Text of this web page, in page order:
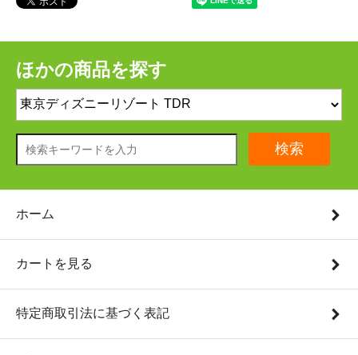
ほかの商品を探す
検索
ホーム
カートを見る
特定商取引法に基づく表記